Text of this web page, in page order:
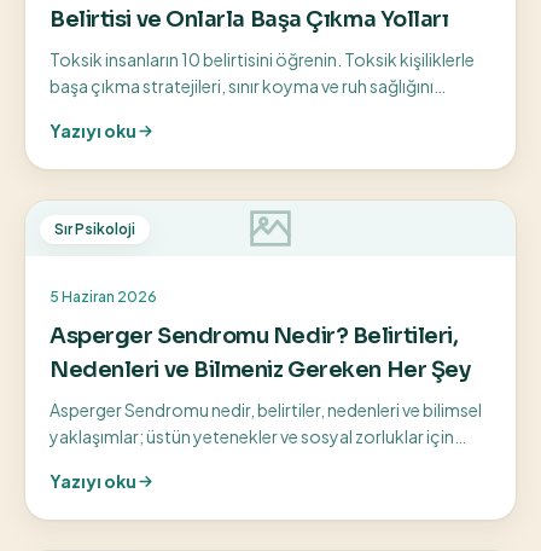
Belirtisi ve Onlarla Başa Çıkma Yolları
Toksik insanların 10 belirtisini öğrenin. Toksik kişiliklerle
başa çıkma stratejileri, sınır koyma ve ruh sağlığını
Yazıyı oku
Sır Psikoloji
5 Haziran 2026
Asperger Sendromu Nedir? Belirtileri,
Nedenleri ve Bilmeniz Gereken Her Şey
Asperger Sendromu nedir, belirtiler, nedenleri ve bilimsel
yaklaşımlar; üstün yetenekler ve sosyal zorluklar için
Yazıyı oku